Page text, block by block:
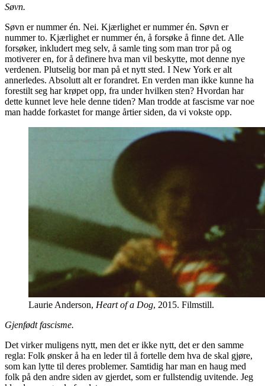
Søvn.
Søvn er nummer én. Nei. Kjærlighet er nummer én. Søvn er
nummer to. Kjærlighet er nummer én, å forsøke å finne det. Alle
forsøker, inkludert meg selv, å samle ting som man tror på og
motiverer en, for å definere hva man vil beskytte, mot denne nye
verdenen. Plutselig bor man på et nytt sted. I New York er alt
annerledes. Absolutt alt er forandret. En verden man ikke kunne ha
forestilt seg har krøpet opp, fra under hvilken sten? Hvordan har
dette kunnet leve hele denne tiden? Man trodde at fascisme var noe
man hadde forkastet for mange årtier siden, da vi vokste opp.
Laurie Anderson, Heart of a Dog, 2015. Filmstill.
Gjenfødt fascisme.
Det virker muligens nytt, men det er ikke nytt, det er den samme
regla: Folk ønsker å ha en leder til å fortelle dem hva de skal gjøre,
som kan lytte til deres problemer. Samtidig har man en haug med
folk på den andre siden av gjerdet, som er fullstendig uvitende. Jeg